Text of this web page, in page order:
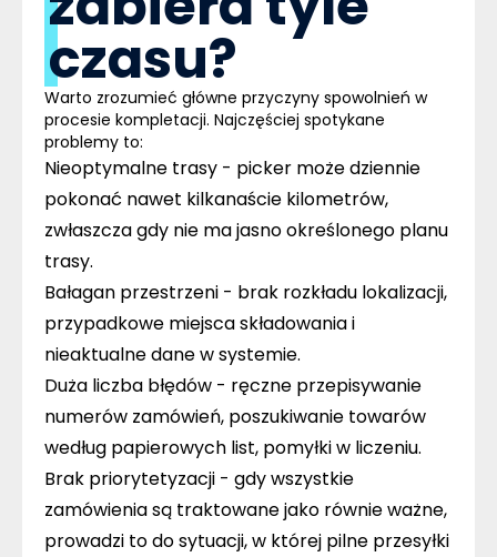
czasu?
Warto zrozumieć główne przyczyny spowolnień w
procesie kompletacji. Najczęściej spotykane
problemy to:
Nieoptymalne trasy - picker może dziennie
pokonać nawet kilkanaście kilometrów,
zwłaszcza gdy nie ma jasno określonego planu
trasy.
Bałagan przestrzeni - brak rozkładu lokalizacji,
przypadkowe miejsca składowania i
nieaktualne dane w systemie.
Duża liczba błędów - ręczne przepisywanie
numerów zamówień, poszukiwanie towarów
według papierowych list, pomyłki w liczeniu.
Brak priorytetyzacji - gdy wszystkie
zamówienia są traktowane jako równie ważne,
prowadzi to do sytuacji, w której pilne przesyłki